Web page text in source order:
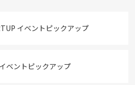
イベントピックアップ
ベントピックアップ